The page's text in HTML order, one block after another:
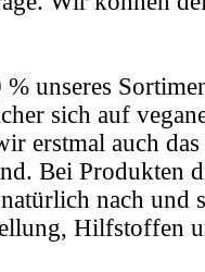
unseres
sich auf
erstmal auch
Bei Produkten
nach und
Hilfstoffen